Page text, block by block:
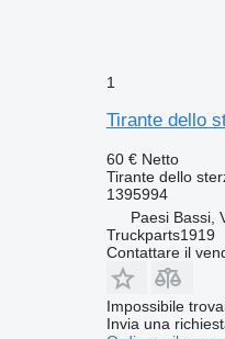
1
Tirante dello
60 € Netto
Tirante dello
1395994
Paesi Bassi,
Truckparts1919
Contattare il
Impossibile
Invia una